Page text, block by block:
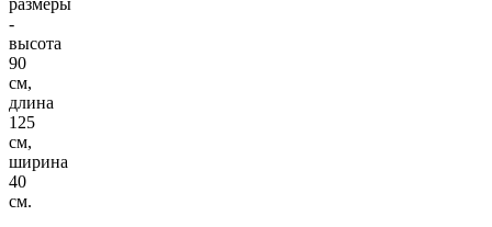
-
высота
90
см,
длина
125
см,
ширина
40
см.